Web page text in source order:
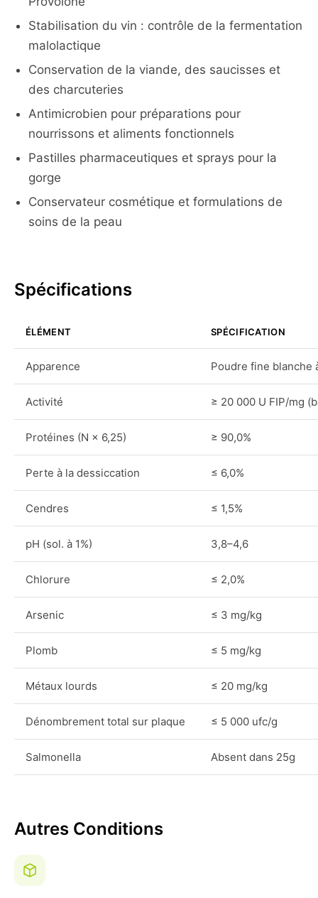
Stabilisation du vin : contrôle de la fermentation
malolactique
Conservation de la viande, des saucisses et
des charcuteries
Antimicrobien pour préparations pour
nourrissons et aliments fonctionnels
Pastilles pharmaceutiques et sprays pour la
gorge
Conservateur cosmétique et formulations de
soins de la peau
Spécifications
ÉLÉMENT SPÉCIFICATION
Apparence Poudre fine blanche
Activité ≥ 20 000 U FIP/mg
Protéines (N × 6,25) ≥ 90,0%
Perte à la dessiccation ≤ 6,0%
Cendres ≤ 1,5%
pH (sol. à 1%) 3,8–4,6
Chlorure ≤ 2,0%
Arsenic ≤ 3 mg/kg
Plomb ≤ 5 mg/kg
Métaux lourds ≤ 20 mg/kg
Dénombrement total sur plaque ≤ 5 000 ufc/g
Salmonella Absent dans 25g
Autres Conditions